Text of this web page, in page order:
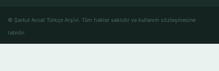
© Şarkul Avsat Türkçe Arşivi. Tüm haklar saklıdır ve kullanım sözleşmesine
tabidir.